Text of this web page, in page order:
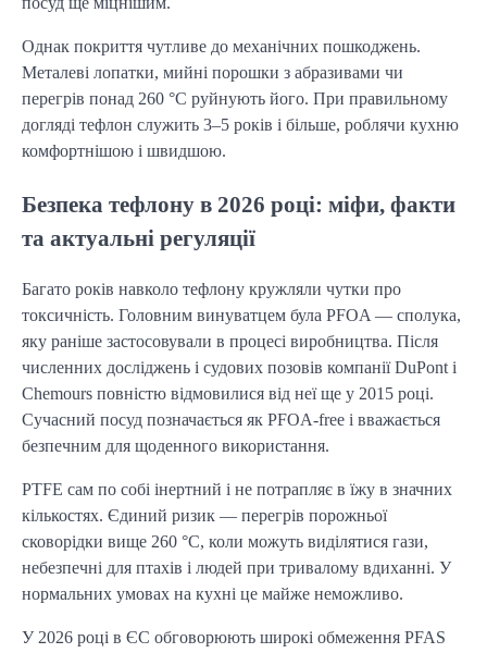
Однак покриття чутливе до механічних пошкоджень.
Металеві лопатки, мийні порошки з абразивами чи
перегрів понад 260 °C руйнують його. При правильному
догляді тефлон служить 3–5 років і більше, роблячи кухню
комфортнішою і швидшою.
Безпека тефлону в 2026 році: міфи, факти
та актуальні регуляції
Багато років навколо тефлону кружляли чутки про
токсичність. Головним винуватцем була PFOA — сполука,
яку раніше застосовували в процесі виробництва. Після
численних досліджень і судових позовів компанії DuPont і
Chemours повністю відмовилися від неї ще у 2015 році.
Сучасний посуд позначається як PFOA-free і вважається
безпечним для щоденного використання.
PTFE сам по собі інертний і не потрапляє в їжу в значних
кількостях. Єдиний ризик — перегрів порожньої
сковорідки вище 260 °C, коли можуть виділятися гази,
небезпечні для птахів і людей при тривалому вдиханні. У
нормальних умовах на кухні це майже неможливо.
У 2026 році в ЄС обговорюють широкі обмеження PFAS